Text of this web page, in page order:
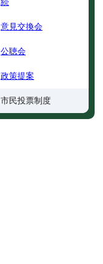
意見交換会
公聴会
政策提案
市民投票制度